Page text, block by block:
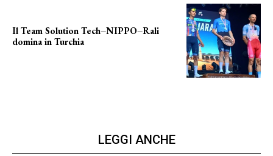
Il Team Solution Tech–NIPPO–Rali
domina in Turchia
LEGGI ANCHE